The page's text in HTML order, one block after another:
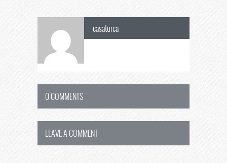
casaturca
0 COMMENTS
LEAVE A COMMENT